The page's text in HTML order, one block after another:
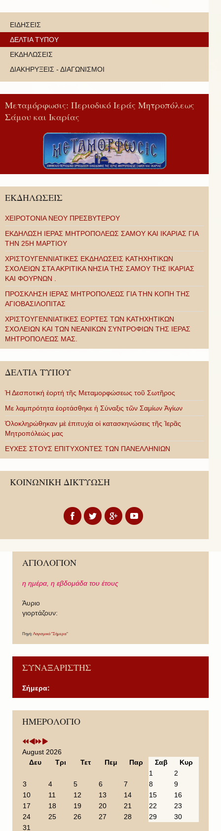
ΕΙΔΗΣΕΙΣ
ΔΕΛΤΙΑ ΤΥΠΟΥ
ΕΚΔΗΛΩΣΕΙΣ
ΔΙΑΚΗΡΥΞΕΙΣ - ΔΙΑΓΩΝΙΣΜΟΙ
Μεταμόρφωσις: Περιοδικό Ιεράς Μητροπόλεως
Σάμου και Ικαρίας
ΕΚΔΗΛΩΣΕΙΣ
ΧΕΙΡΟΤΟΝΙΑ ΝΕΟΥ ΠΡΕΣΒΥΤΕΡΟΥ
ΕΚΔΗΛΩΣΗ ΙΕΡΑΣ ΜΗΤΡΟΠΟΛΕΩΣ ΣΑΜΟΥ ΚΑΙ ΙΚΑΡΙΑΣ ΓΙΑ
ΤΗΝ 25Η ΜΑΡΤΙΟΥ
ΧΡΙΣΤΟΥΓΕΝΝΙΑΤΙΚΕΣ ΕΚΔΗΛΩΣΕΙΣ ΚΑΤΗΧΗΤΙΚΩΝ
ΣΧΟΛΕΙΩΝ ΣΤΑ ΑΚΡΙΤΙΚΑ ΝΗΣΙΑ ΤΗΣ ΣΑΜΟΥ ΤΗΣ ΙΚΑΡΙΑΣ
ΚΑΙ ΦΟΥΡΝΩΝ .
ΠΡΟΣΚΛΗΣΗ ΙΕΡΑΣ ΜΗΤΡΟΠΟΛΕΩΣ ΓΙΑ ΤΗΝ ΚΟΠΗ ΤΗΣ
ΑΓΙΟΒΑΣΙΛΟΠΙΤΑΣ
ΧΡΙΣΤΟΥΓΕΝΝΙΑΤΙΚΕΣ ΕΟΡΤΕΣ ΤΩΝ ΚΑΤΗΧΗΤΙΚΩΝ
ΣΧΟΛΕΙΩΝ ΚΑΙ ΤΩΝ ΝΕΑΝΙΚΩΝ ΣΥΝΤΡΟΦΙΩΝ ΤΗΣ ΙΕΡΑΣ
ΜΗΤΡΟΠΟΛΕΩΣ ΜΑΣ.
ΔΕΛΤΙΑ ΤΥΠΟΥ
Ἡ Δεσποτική ἑορτή τῆς Μεταμορφώσεως τοῦ Σωτῆρος
Με λαμπρότητα ἑορτάσθηκε ἡ Σύναξις τῶν Σαμίων Ἁγίων
Ὁλοκληρώθηκαν μὲ ἐπιτυχία οἱ κατασκηνώσεις τῆς Ἱερᾶς
Μητροπόλεώς μας
ΕΥΧΕΣ ΣΤΟΥΣ ΕΠΙΤΥΧΟΝΤΕΣ ΤΩΝ ΠΑΝΕΛΛΗΝΙΩΝ
ΚΟΙΝΩΝΙΚΗ ΔΙΚΤΥΩΣΗ
ΑΓΙΟΛΟΓΙΟΝ
η ημέρα, η εβδομάδα του έτους
Άυριο
γιορτάζουν:
Πηγή: Λογισμικό "Σήμερα"
ΣΥΝΑΞΑΡΙΣΤΗΣ
Σήμερα:
ΗΜΕΡΟΛΟΓΙΟ
P
r
v
i
e
a
r
P
r
v
i
o
o
t
h
N
e
t
Y
e
N
e
t
M
August 2026
Δευ
Τρι Τετ Πεμ Παρ Σαβ
Κυρ
1
2
3
4 5 6 7 8
9
10
11 12 13 14 15
16
17
18 19 20 21 22
23
24
25 26 27 28 29
30
31